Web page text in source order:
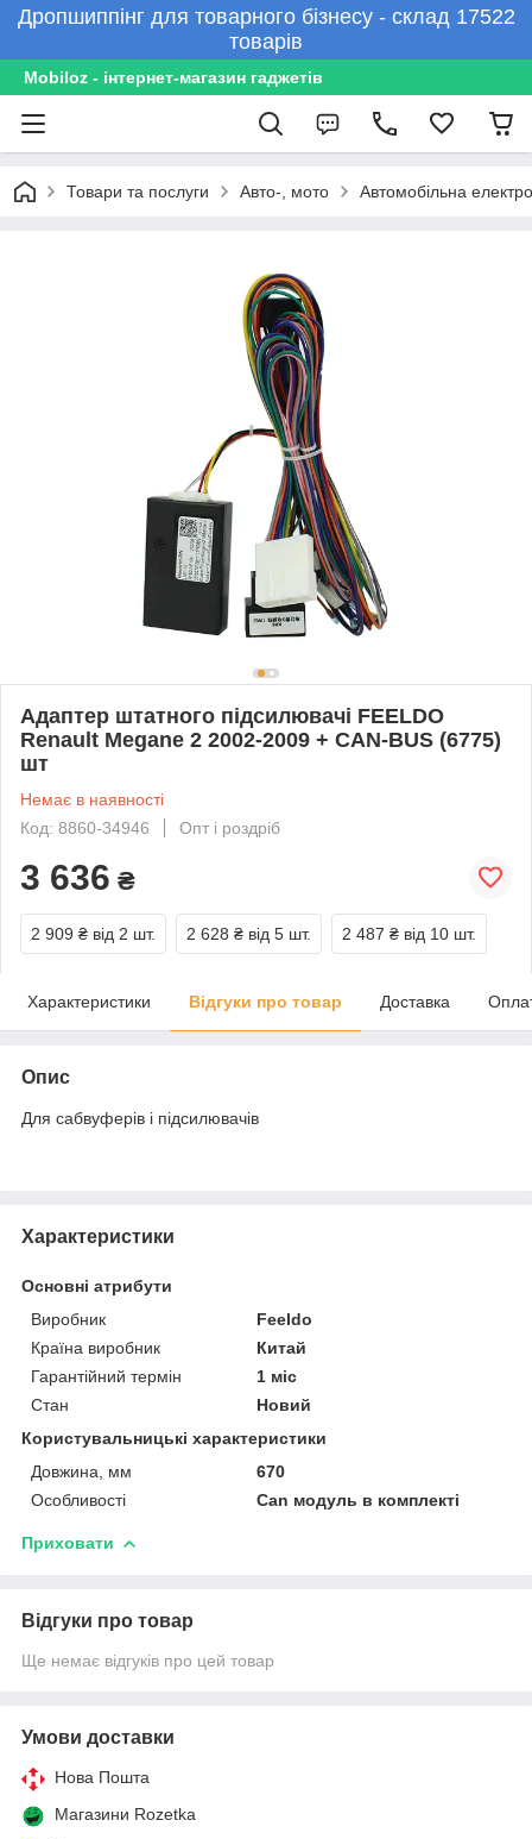
Дропшиппінг для товарного бізнесу - склад 17522
товарів
Mobiloz - інтернет-магазин гаджетів
Товари та послуги Авто-, мото Автомобільна
Адаптер штатного підсилювачі FEELDO
Renault Megane 2 2002-2009 + CAN-BUS (6775)
шт
Немає в наявності
Код: 8860-34946
Опт і роздріб
3 636 ₴
2 909 ₴ від 2 шт. 2 628 ₴ від 5 шт. 2 487 ₴ від 10 шт.
Характеристики Відгуки про товар Доставка
Опис
Для сабвуферів і підсилювачів
Характеристики
Основні атрибути
Виробник
Feeldo
Країна виробник
Китай
Гарантійний термін
1 міс
Стан
Новий
Користувальницькі характеристики
Довжина, мм
670
Особливості
Can модуль в комплекті
Приховати
Відгуки про товар
Ще немає відгуків про цей товар
Умови доставки
Нова Пошта
Магазини Rozetka